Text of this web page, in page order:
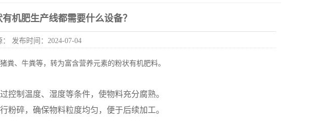
机肥生产线都需要什么设备？
： 发布时间：2024-07-04
粪、牛粪等，转为富含营养元素的粉状有机肥料。
控制温度、湿度等条件，使物料充分腐熟。
粉碎，确保物料粒度均匀，便于后续加工。